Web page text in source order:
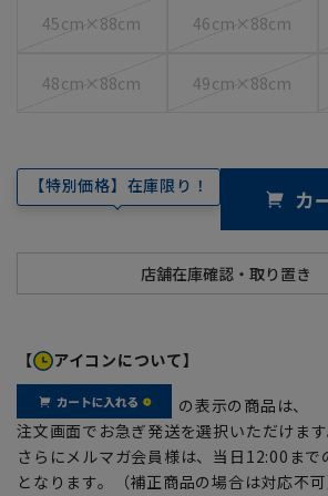
45cm×88cm 46cm×88cm
48cm×88cm 49cm×88cm
【特別価格】在庫限り！ カ
【 アイコンについて】
の表示の商品は、
注文画面でお急ぎ発送を選択いただけます
さらにメルマガ会員様は、当日12:00まで
となります。（補正商品の場合は対応不可